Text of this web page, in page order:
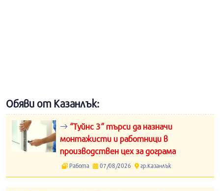
Обяви от Казанлък:
“Туйнс 3“ търси да назначи
монтажисти и работници в
производствен цех за дограма
Работа 07/08/2026 гр.Казанлък